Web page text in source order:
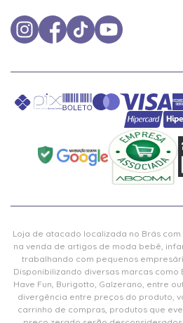
Loja de atacado localizada no Brás
na venda de artigos de moda bebê,
trabalhando com pequenos
Disponibilizando diversas marcas como
Have Fun, Burigotto, Galzerano, entre
divergência entre preços do produto,
carrinho de compras, produtos que